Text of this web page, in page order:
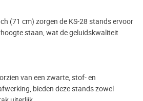
(71 cm) zorgen de KS-28 stands ervoor
staan, wat de geluidskwaliteit
van een zwarte, stof- en
bieden deze stands zowel